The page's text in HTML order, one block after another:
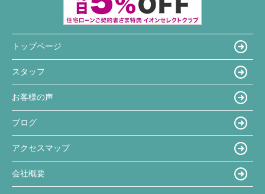
トップページ
スタッフ
お客様の声
ブログ
アクセスマップ
会社概要